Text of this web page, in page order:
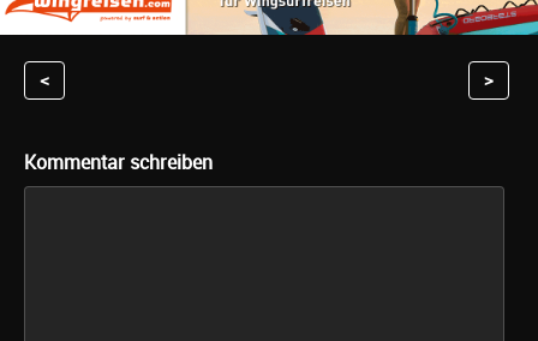
< >
Kommentar schreiben